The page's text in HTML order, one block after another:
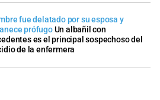
fue delatado por su esposa y
prófugoUn albañil con
es el principal sospechoso del
de la enfermera